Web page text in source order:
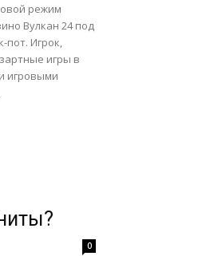
режим
Вулкан 24 под
пот. Игрок,
игры в
игровыми
0